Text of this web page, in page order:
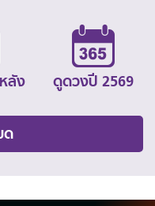
ลัง
ดูดวงปี 2569
ด